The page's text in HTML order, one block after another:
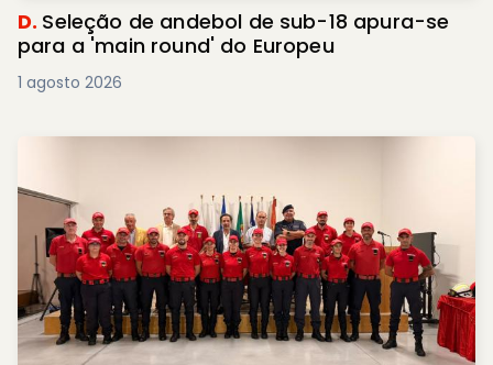
D. Seleção de andebol de sub-18 apura-se
para a 'main round' do Europeu
1 agosto 2026